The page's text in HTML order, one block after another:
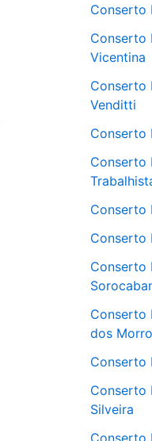
Conserto
Conserto
Vicentina
Conserto
Venditti
Conserto
Conserto
Conserto
Conserto
Conserto
Conserto
dos
Conserto
Conserto
Silveira
Conserto